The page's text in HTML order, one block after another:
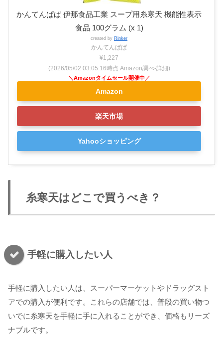
かんてんぱぱ 伊那食品工業 スープ用糸寒天 機能性表示
食品 100グラム (x 1)
created by Rinker
かんてんぱぱ
¥1,227
(2026/05/02 03:05:16時点 Amazon調べ-詳細)
Amazon
楽天市場
Yahooショッピング
糸寒天はどこで買うべき？
手軽に購入したい人
手軽に購入したい人は、スーパーマーケットやドラッグスト
アでの購入が便利です。これらの店舗では、普段の買い物つ
いでに糸寒天を手軽に手に入れることができ、価格もリーズ
ナブルです。